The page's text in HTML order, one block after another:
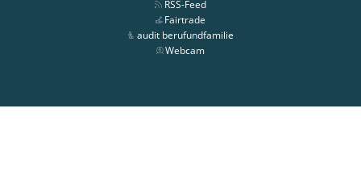
RSS-Feed
Fairtrade
audit berufundfamilie
Webcam